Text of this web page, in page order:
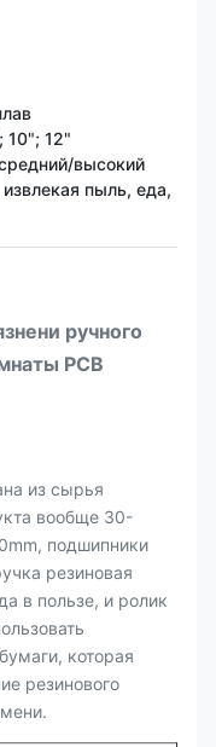
10"; 12"
высокий
пыль, еда,
ручного
PCB
из сырья
вообще 30-
подшипники
резиновая
в пользе, и ролик
которая
резинового